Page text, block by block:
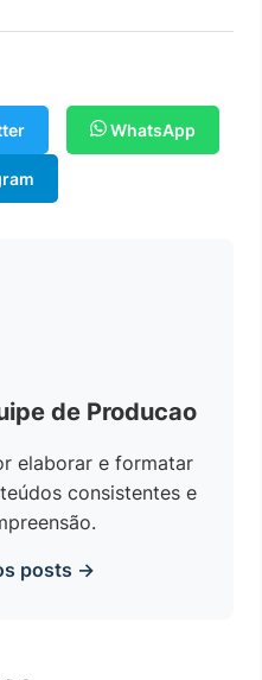
WhatsApp
de Producao
elaborar e formatar
consistentes e
posts →